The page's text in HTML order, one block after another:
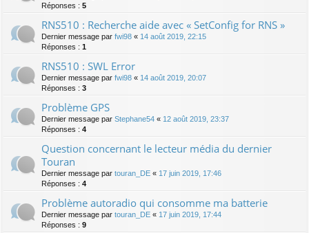
Réponses : 5
RNS510 : Recherche aide avec « SetConfig for RNS »
Dernier message par fwi98 « 14 août 2019, 22:15
Réponses : 1
RNS510 : SWL Error
Dernier message par fwi98 « 14 août 2019, 20:07
Réponses : 3
Problème GPS
Dernier message par Stephane54 « 12 août 2019, 23:37
Réponses : 4
Question concernant le lecteur média du dernier
Touran
Dernier message par touran_DE « 17 juin 2019, 17:46
Réponses : 4
Problème autoradio qui consomme ma batterie
Dernier message par touran_DE « 17 juin 2019, 17:44
Réponses : 9